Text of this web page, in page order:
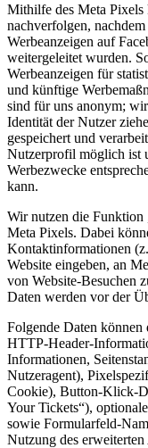
Mithilfe des Meta Pixels
nachverfolgen,
Werbeanzeigen auf
weitergeleitet wurden.
Werbeanzeigen für
und künftige
sind für uns anonym;
Identität der Nutzer
gespeichert und
Nutzerprofil möglich ist
Werbezwecke
kann.
Wir nutzen die Funktion
Meta Pixels. Dabei
Kontaktinformationen
Website eingeben, an
von Website-Besuchen
Daten werden vor der
Folgende Daten können
HTTP-Header-
Informationen,
Nutzeragent),
Cookie), Button-Klick-
Your Tickets“),
sowie Formularfeld-
Nutzung des